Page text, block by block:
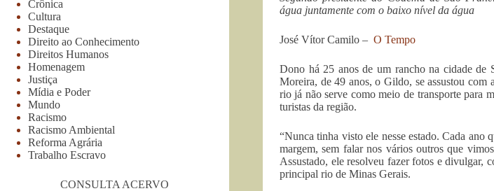
água juntamente com o baixo nível da água
José Vítor Camilo – O Tempo
Dono há 25 anos de um rancho na cidade de
Moreira, de 49 anos, o Gildo, se assustou
rio já não serve como meio de transporte para
turistas da região.
“Nunca tinha visto ele nesse estado. Cada
margem, sem falar nos vários outros que
Assustado, ele resolveu fazer fotos e divulgar,
principal rio de Minas Gerais.
Crônica
Cultura
Destaque
Direito ao Conhecimento
Direitos Humanos
Homenagem
Justiça
Mídia e Poder
Mundo
Racismo
Racismo Ambiental
Reforma Agrária
Trabalho Escravo
CONSULTA ACERVO